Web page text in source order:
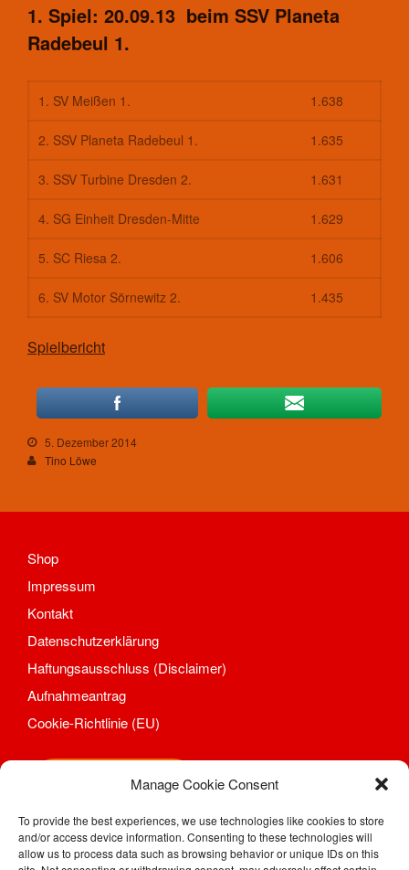
Manage Cookie Consent
To provide the best experiences, we use technologies like cookies to store
and/or access device information. Consenting to these technologies will
allow us to process data such as browsing behavior or unique IDs on this
1. Spiel: 20.09.13 beim SSV Planeta
Radebeul 1.
1. SV Meißen 1. 1.638
2. SSV Planeta Radebeul 1. 1.635
3. SSV Turbine Dresden 2. 1.631
4. SG Einheit Dresden-Mitte 1.629
5. SC Riesa 2. 1.606
6. SV Motor Sörnewitz 2. 1.435
Spielbericht
5. Dezember 2014
Tino Löwe
Shop
Impressum
Kontakt
Datenschutzerklärung
Haftungsausschluss (Disclaimer)
Aufnahmeantrag
Cookie-Richtlinie (EU)
Shop
SV Motor Sörnewitz e. V.
Kahlhügelweg 31